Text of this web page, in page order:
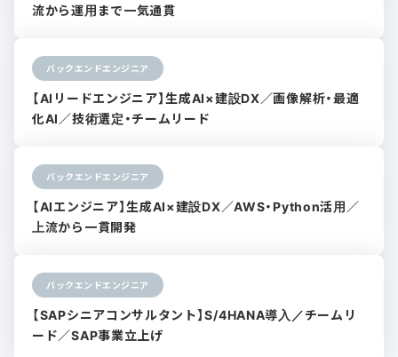
流から運用まで一気通貫
バックエンドエンジニア
【AIリードエンジニア】生成AI×建設DX／画像解析・最適
化AI／技術選定・チームリード
バックエンドエンジニア
【AIエンジニア】生成AI×建設DX／AWS・Python活用／
上流から一貫開発
バックエンドエンジニア
【SAPシニアコンサルタント】S/4HANA導入／チームリ
ード／SAP事業立上げ